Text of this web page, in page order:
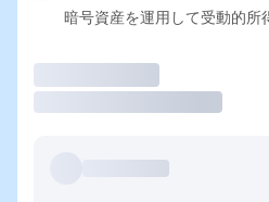
暗号資産を運用して受動的所